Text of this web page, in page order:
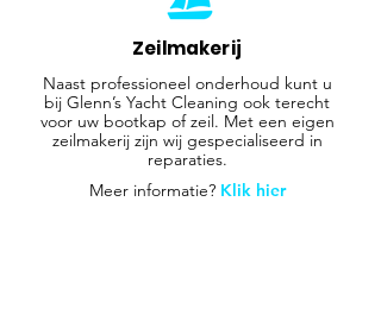
Zeilmakerij
Naast professioneel onderhoud kunt u
bij Glenn’s Yacht Cleaning ook terecht
voor uw bootkap of zeil. Met een eigen
zeilmakerij zijn wij gespecialiseerd in
reparaties.
Meer informatie? Klik hier